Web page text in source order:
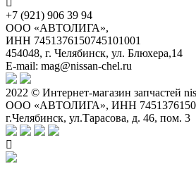
+7 (921) 906 39 94
ООО «АВТОЛИГА»,
ИНН 7451376150745101001
454048, г. Челябинск, ул. Блюхера,14
E-mail: mag@nissan-chel.ru
2022 © Интернет-магазин запчастей
ООО «АВТОЛИГА», ИНН
г.Челябинск, ул.Тарасова, д. 46, пом. 3